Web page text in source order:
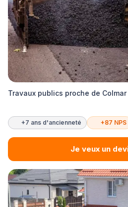
Travaux publics proche de
+7 ans d'ancienneté +87 NPS
Je veux un